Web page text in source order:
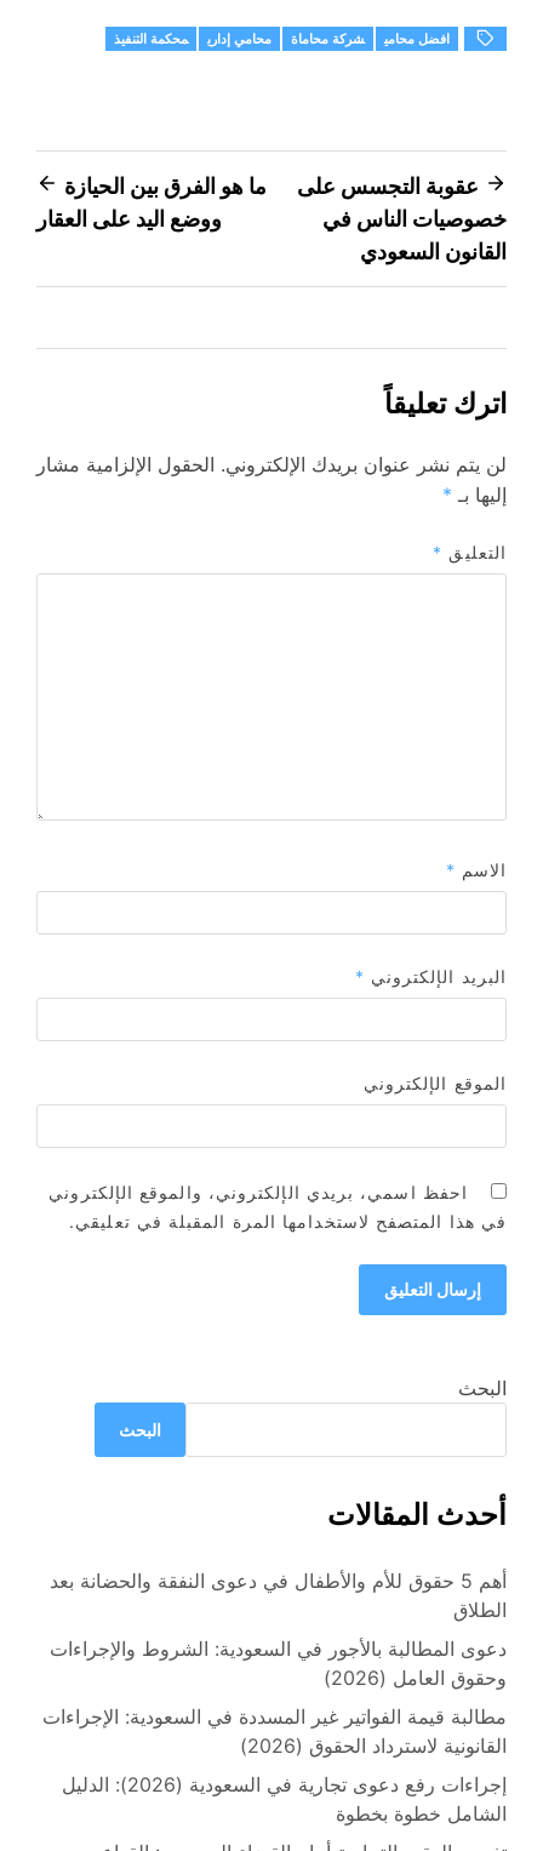
افضل محامي شركة محاماة محامي إداري محكمة التنفيذ
تصفّح
المقالات
عقوبة التجسس على
خصوصيات الناس في
القانون السعودي
ما هو الفرق بين الحيازة
ووضع اليد على العقار
اترك تعليقاً
لن يتم نشر عنوان بريدك الإلكتروني. الحقول الإلزامية مشار
إليها بـ *
التعليق *
الاسم *
البريد الإلكتروني *
الموقع الإلكتروني
احفظ اسمي، بريدي الإلكتروني، والموقع الإلكتروني
في هذا المتصفح لاستخدامها المرة المقبلة في تعليقي.
البحث
البحث
أحدث المقالات
أهم 5 حقوق للأم والأطفال في دعوى النفقة والحضانة بعد
الطلاق
دعوى المطالبة بالأجور في السعودية: الشروط والإجراءات
وحقوق العامل (2026)
مطالبة قيمة الفواتير غير المسددة في السعودية: الإجراءات
القانونية لاسترداد الحقوق (2026)
إجراءات رفع دعوى تجارية في السعودية (2026): الدليل
الشامل خطوة بخطوة